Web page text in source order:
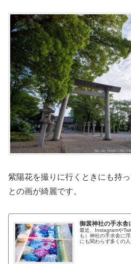
紫陽花を撮りに行くときにも持
との画が綺麗です。
御裳神社の手水舎
最近、Instagramや
も）神社の手水舎に
にも関わらず多くの